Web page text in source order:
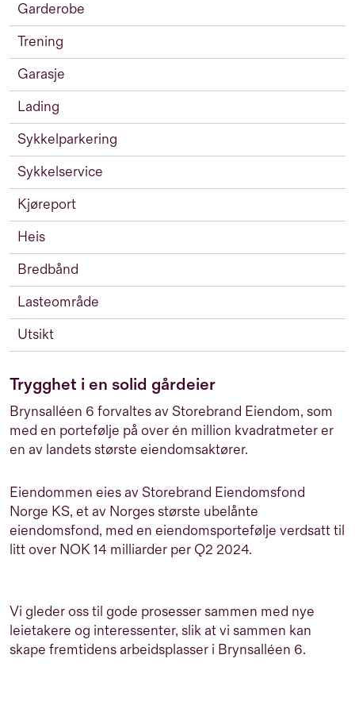
Garderobe
Trening
Garasje
Lading
Sykkelparkering
Sykkelservice
Kjøreport
Heis
Bredbånd
Lasteområde
Utsikt
Trygghet i en solid gårdeier
Brynsalléen 6 forvaltes av Storebrand Eiendom, som
med en portefølje på over én million kvadratmeter er
en av landets største eiendomsaktører.
Eiendommen eies av Storebrand Eiendomsfond
Norge KS, et av Norges største ubelånte
eiendomsfond, med en eiendomsportefølje verdsatt til
litt over NOK 14 milliarder per Q2 2024.
Vi gleder oss til gode prosesser sammen med nye
leietakere og interessenter, slik at vi sammen kan
skape fremtidens arbeidsplasser i Brynsalléen 6.